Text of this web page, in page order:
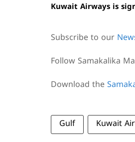
Kuwait Airways is
Subscribe to our
Follow Samakalika
Download the
Gulf Kuwait